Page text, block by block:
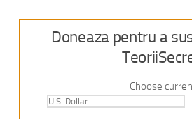
Doneaza pentru a
Choose